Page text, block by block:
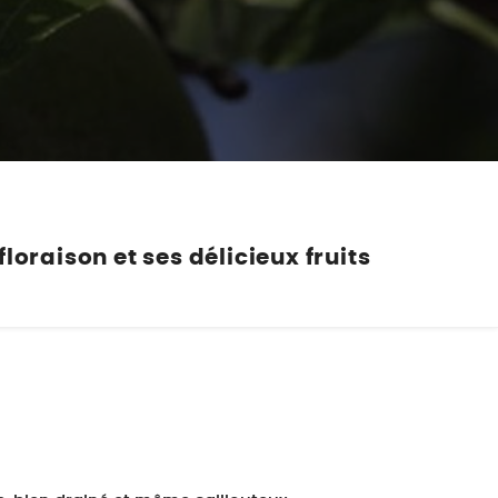
Nos marques de la nature
Ventes éphémères de plantes
Nos marques de la nature
Mon potager
et ses délicieux fruits